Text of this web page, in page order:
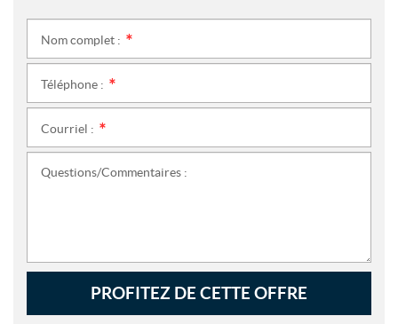
Nom complet :
Téléphone :
Courriel :
Questions/Commentaires :
PROFITEZ DE CETTE OFFRE